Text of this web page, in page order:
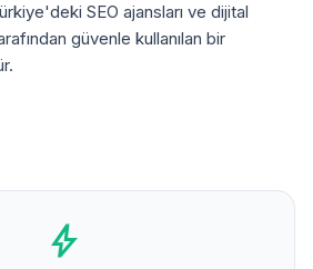
SEO ajansları ve dijital
güvenle kullanılan bir
bolt